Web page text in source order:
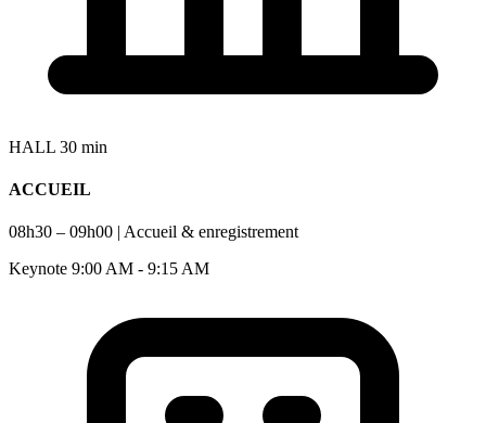
HALL 30 min
ACCUEIL
08h30 – 09h00 | Accueil & enregistrement
Keynote 9:00 AM - 9:15 AM